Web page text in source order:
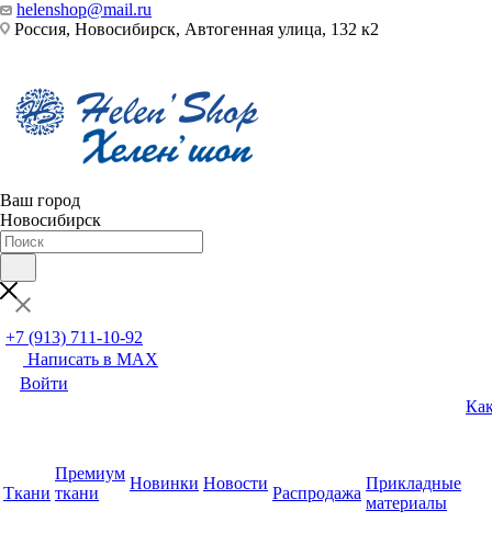
helenshop@mail.ru
Россия, Новосибирск, Автогенная улица, 132 к2
Ваш город
Новосибирск
+7 (913) 711-10-92
Написать в MAX
Войти
Ткани
Премиум
ткани
Новинки Новости
Распродажа
Прикладные
материалы